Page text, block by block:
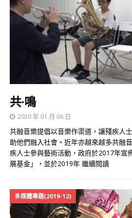
共·鳴
2020 年 01 月 06 日
共融音樂提倡以音樂作渠道，讓殘疾人
助他們融入社會。近年亦越來越多共融
疾人士參與藝術活動，政府於2017年宣
展基金」，並於2019年 繼續閱讀
多媒體專題(2019-12)